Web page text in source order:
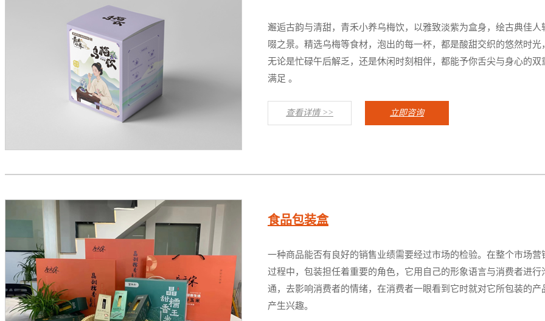
邂逅古韵与清甜，青禾小养乌梅饮，以雅致淡紫为盒身，绘古典佳人
啜之景。精选乌梅等食材，泡出的每一杯，都是酸甜交织的悠然时光，
无论是忙碌午后解乏，还是休闲时刻相伴，都能予你舌尖与身心的双
满足 。
查看详情 >> 立即咨询
食品包装盒
一种商品能否有良好的销售业绩需要经过市场的检验。在整个市场营
过程中，包装担任着重要的角色，它用自己的形象语言与消费者进行
通，去影响消费者的情绪，在消费者一眼看到它时就对它所包装的产
产生兴趣。